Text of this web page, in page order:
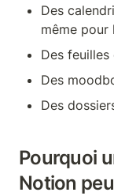
Des
même pour
Des feuilles
Des
Des
Pourquoi
Notion